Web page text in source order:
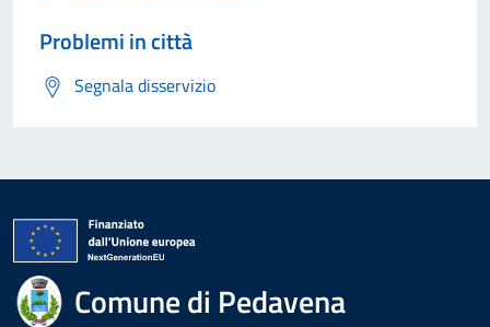
Problemi in città
Segnala disservizio
Comune di Pedavena